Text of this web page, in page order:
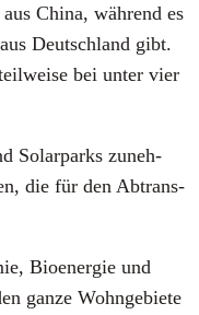
Chi­na, wäh­rend es
Deutsch­land gibt.
bei unter vier
Solar­parks zuneh­
die für den Abtrans­
Bio­en­er­gie und
gan­ze Wohn­ge­bie­te